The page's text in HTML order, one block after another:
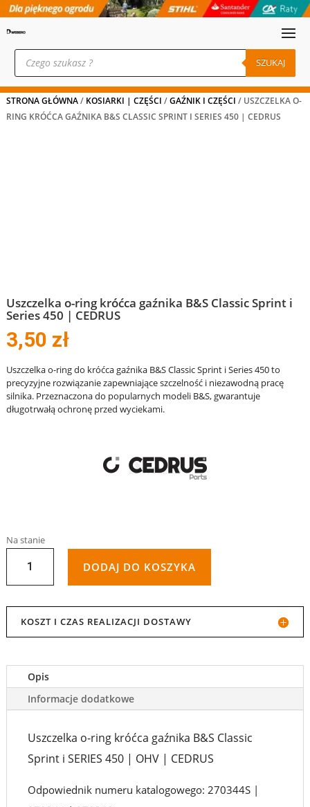
Wyszukiwarka
produktów SZUKAJ
STRONA GŁÓWNA/ KOSIARKI | CZĘŚCI /GAŹNIK I CZĘŚCI / USZCZELKA O-
RING KRÓĆCA GAŹNIKA B&S CLASSIC SPRINT I SERIES 450 | CEDRUS
Uszczelka o-ring króćca gaźnika B&S Classic Sprint i
Series 450 | CEDRUS
3,50 zł
Uszczelka o-ring do króćca gaźnika B&S Classic Sprint i Series 450 to
precyzyjne rozwiązanie zapewniające szczelność i niezawodną pracę
silnika. Przeznaczona do popularnych modeli B&S, gwarantuje
długotrwałą ochronę przed wyciekami.
Na stanie
ILOŚĆ
USZCZELKA
O-
RING
KRÓĆCA
GAŹNIKA
B&S
CLASSIC
SPRINT
DODAJ DO KOSZYKA
KOSZT I CZAS REALIZACJI DOSTAWY
Opis
Informacje dodatkowe
Uszczelka o-ring króćca gaźnika B&S Classic
Sprint i SERIES 450 | OHV | CEDRUS
Odpowiednik numeru katalogowego: 270344S |